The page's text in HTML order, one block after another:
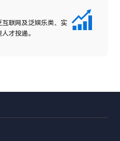
联网及泛娱乐类、实
才投递。